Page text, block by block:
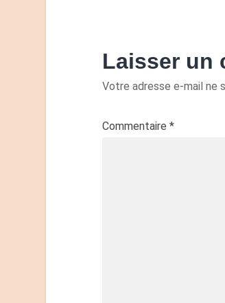
Laisser un
Votre adresse e-mail ne
Commentaire *